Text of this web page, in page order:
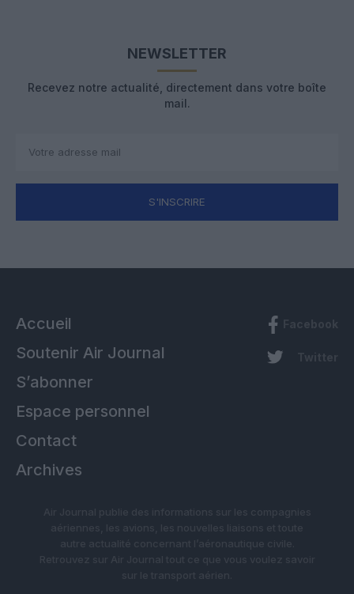
NEWSLETTER
Recevez notre actualité, directement dans votre boîte
mail.
S'INSCRIRE
Accueil
Soutenir Air Journal
S’abonner
Espace personnel
Contact
Archives